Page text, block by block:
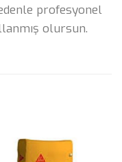
profesyonel
olursun.